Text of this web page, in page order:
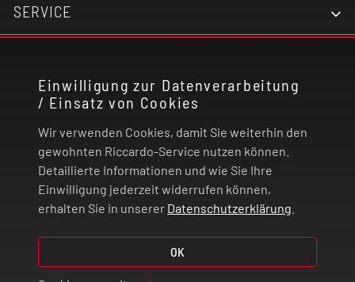
Einwilligung zur Datenverarbeitung
/ Einsatz von Cookies
Wir verwenden Cookies, damit Sie weiterhin den
gewohnten Riccardo-Service nutzen können.
Detaillierte Informationen und wie Sie Ihre
Einwilligung jederzeit widerrufen können,
erhalten Sie in unserer Datenschutzerklärung
OK
SERVICE
RECHTLICHES
ZAHLUNG UND VERSAND
VERTRAG WIDERRUFEN
© 2026 | Riccardo Onlinestore GmbH